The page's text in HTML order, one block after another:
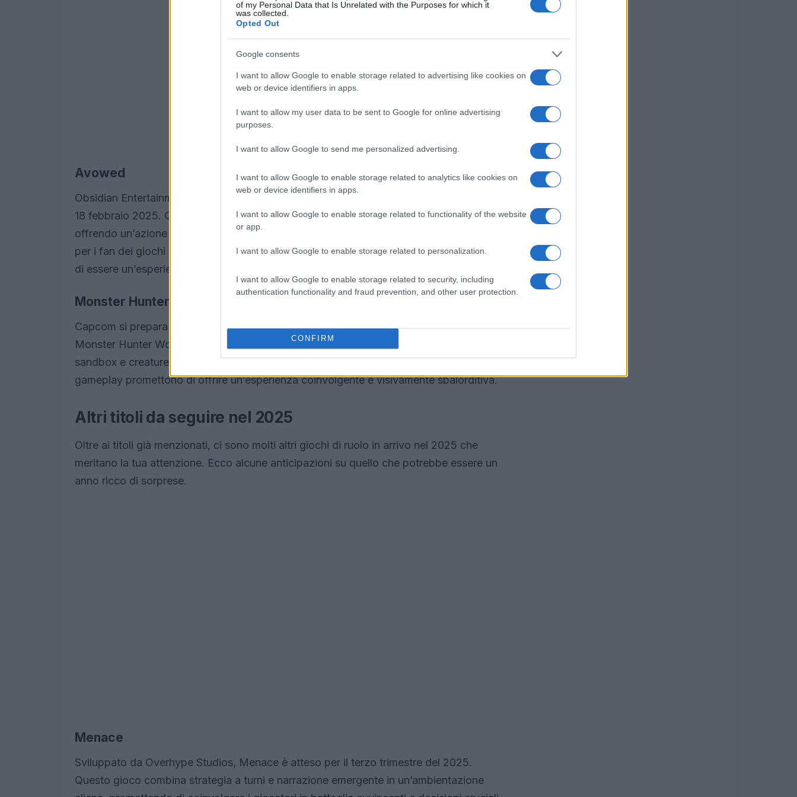
of my Personal Data that Is Unrelated with the Purposes for which it
was collected.
Opted Out
Google consents
I want to allow Google to enable storage related to advertising like cookies on
web or device identifiers in apps.
I want to allow my user data to be sent to Google for online advertising
purposes.
I want to allow Google to send me personalized advertising.
I want to allow Google to enable storage related to analytics like cookies on
web or device identifiers in apps.
I want to allow Google to enable storage related to functionality of the website
or app.
I want to allow Google to enable storage related to personalization.
I want to allow Google to enable storage related to security, including
authentication functionality and fraud prevention, and other user protection.
CONFIRM
Avowed
Obsidian Entertainment porta la sua esperienza nel genere con Avowed, previsto per il
18 febbraio 2025. Questo gioco si immerge nell’ambientazione di Pillars of Eternity,
offrendo un’azione in prima persona che potrebbe rivelarsi una boccata d’aria fresca
per i fan dei giochi di ruolo. Con un fascino retrò e una narrativa avvincente, promette
di essere un’esperienza memorabile.
Monster Hunter World: Wilds
Capcom si prepara a lanciare questo titolo il 28 febbraio 2025. Dopo il successo di
Monster Hunter World, Wilds sembra essere il successore naturale, con mappe
sandbox e creature spettacolari che ampliano l’universo del franchise. La grafica e il
gameplay promettono di offrire un’esperienza coinvolgente e visivamente sbalorditiva.
Altri titoli da seguire nel 2025
Oltre ai titoli già menzionati, ci sono molti altri giochi di ruolo in arrivo nel 2025 che
meritano la tua attenzione. Ecco alcune anticipazioni su quello che potrebbe essere un
anno ricco di sorprese.
Menace
Sviluppato da Overhype Studios, Menace è atteso per il terzo trimestre del 2025.
Questo gioco combina strategia a turni e narrazione emergente in un’ambientazione